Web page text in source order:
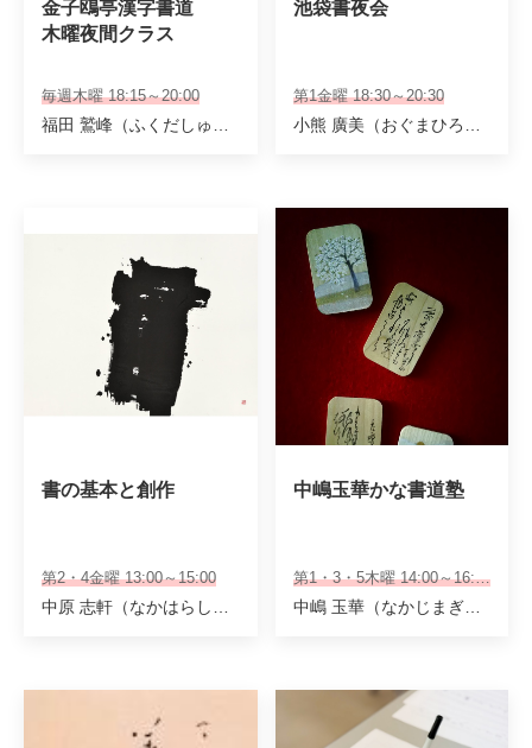
金子鴎亭漢字書道
木曜夜間クラス
毎週木曜 18:15～20:00
池袋書夜会
第1金曜 18:30～20:30
書の基本と創作
第2・4金曜 13:00～15:00
中嶋玉華かな書道塾
第1・3・5木曜 14:00～16:00
中嶋 玉華（なかじまぎょくか）